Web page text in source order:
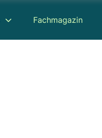
Fachmagazin